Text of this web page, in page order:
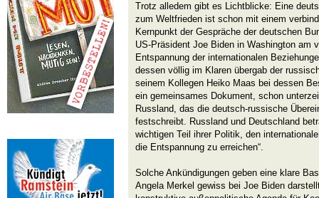
Trotz alledem gibt es Lichtblicke: Eine
zum Weltfrieden ist schon mit einem
Kernpunkt der Gespräche der deutschen
US-Präsident Joe Biden in Washington am
Entspannung der internationalen
dessen völlig im Klaren übergab der
seinem Kollegen Heiko Maas bei dessen
ein gemeinsames Dokument, schon
Russland, das die deutsch-russische
festschreibt. Russland und Deutschland
wichtigen Teil ihrer Politik, den
die Entspannung zu erreichen“.
Solche Ankündigungen geben eine klare
Angela Merkel gewiss bei Joe Biden